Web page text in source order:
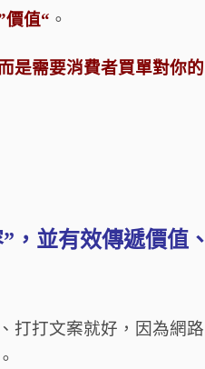
價值“ 。
是需要消費者買單對你的
” ，並有效傳遞價值、
打打文案就好，因為網路